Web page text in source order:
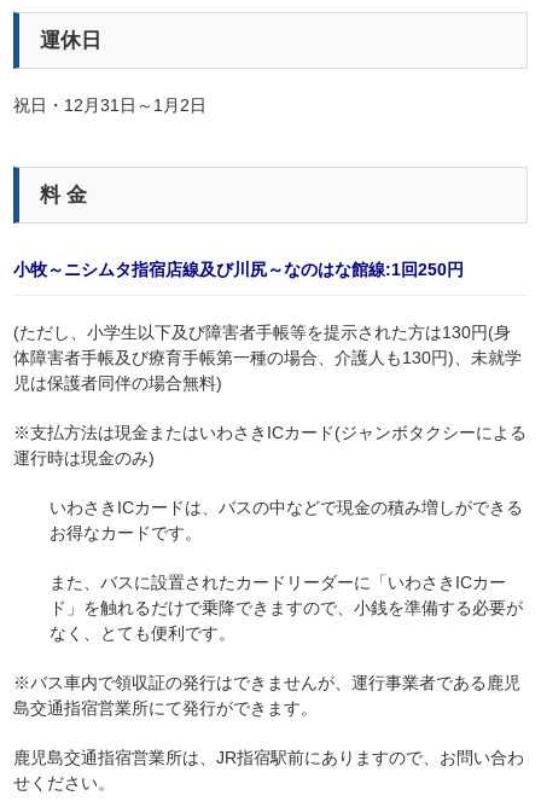
運休日
祝日・12月31日～1月2日
料 金
小牧～ニシムタ指宿店線及び川尻～なのはな館線:1回250円
(ただし、小学生以下及び障害者手帳等を提示された方は130円(身
体障害者手帳及び療育手帳第一種の場合、介護人も130円)、未就学
児は保護者同伴の場合無料)
※支払方法は現金またはいわさきICカード(ジャンボタクシーによる
運行時は現金のみ)
いわさきICカードは、バスの中などで現金の積み増しができる
お得なカードです。
また、バスに設置されたカードリーダーに「いわさきICカー
ド」を触れるだけで乗降できますので、小銭を準備する必要が
なく、とても便利です。
※バス車内で領収証の発行はできませんが、運行事業者である鹿児
島交通指宿営業所にて発行ができます。
鹿児島交通指宿営業所は、JR指宿駅前にありますので、お問い合わ
せください。